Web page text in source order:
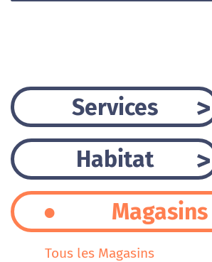
Services
Habitat
Magasins
Tous les Magasins